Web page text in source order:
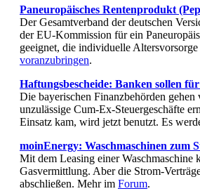
Paneuropäisches Rentenprodukt
Der Gesamtverband der deutschen
der EU-Kommission für ein
geeignet, die individuelle
voranzubringen.
Haftungsbescheide: Banken sollen
Die bayerischen Finanzbehörden
unzulässige Cum-Ex-Steuergeschäfte
Einsatz kam, wird jetzt benutzt. Es
moinEnergy: Waschmaschinen zum
Mit dem Leasing einer
Gasvermittlung. Aber die Strom-
abschließen. Mehr im Forum.